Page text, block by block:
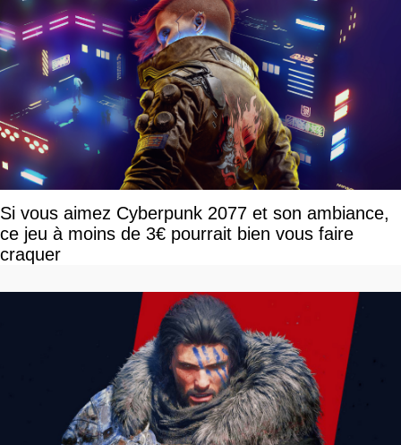
Si vous aimez Cyberpunk 2077 et son ambiance,
ce jeu à moins de 3€ pourrait bien vous faire
craquer